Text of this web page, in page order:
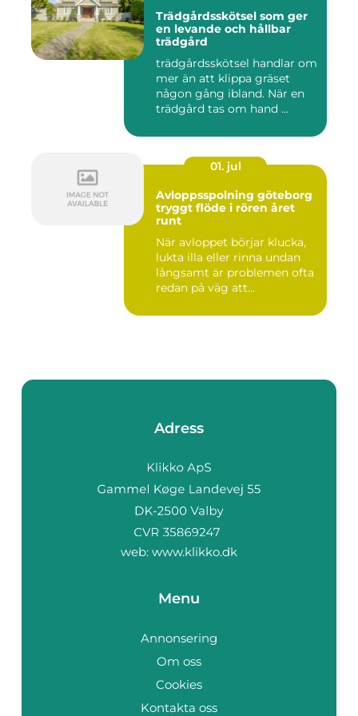
Trädgårdsskötsel som ger
en levande och hållbar
trädgård
trädgårdsskötsel handlar om
mer än att klippa gräset
någon gång ibland. När en
trädgård tas om hand ...
01. jul
Avloppsspolning göteborg
tryggt flöde i rören året
runt
När avloppet börjar klucka,
lukta illa eller rinna undan
långsamt är problemen ofta
redan på väg att...
Adress
web: www.klikko.dk
Menu
Annonsering
Om oss
Cookies
Kontakta oss